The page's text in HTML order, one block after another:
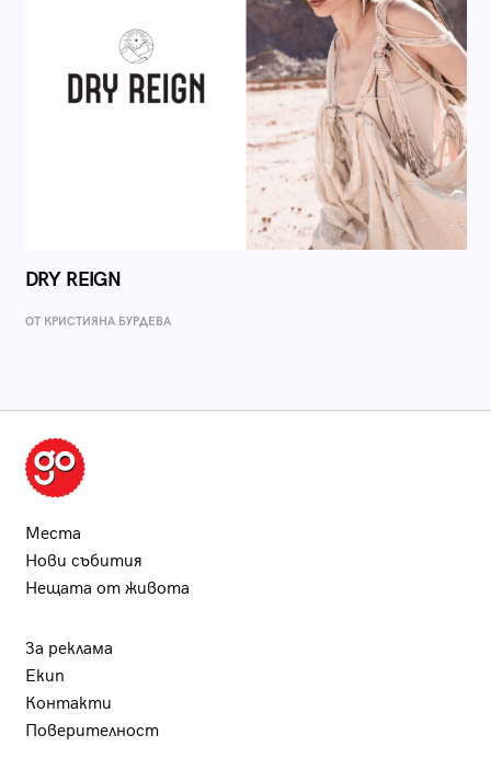
DRY REIGN
ОТ КРИСТИЯНА БУРДЕВА
Места
Нови събития
Нещата от живота
За реклама
Екип
Контакти
Поверителност